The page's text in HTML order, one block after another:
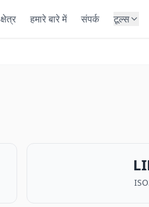
क्षेत्र हमारे बारे में संपर्क टूल्स